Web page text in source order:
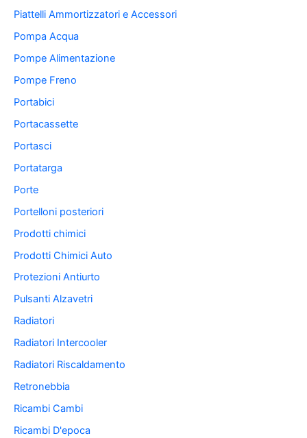
Piattelli Ammortizzatori e Accessori
Pompa Acqua
Pompe Alimentazione
Pompe Freno
Portabici
Portacassette
Portasci
Portatarga
Porte
Portelloni posteriori
Prodotti chimici
Prodotti Chimici Auto
Protezioni Antiurto
Pulsanti Alzavetri
Radiatori
Radiatori Intercooler
Radiatori Riscaldamento
Retronebbia
Ricambi Cambi
Ricambi D'epoca